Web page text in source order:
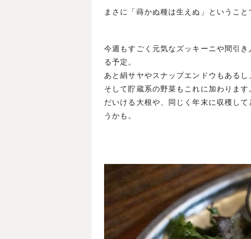
まさに「蒔かぬ種は生えぬ」ということ
今週もすごく元気なズッキーニや間引
る予定。
あと絹サヤやスナップエンドウもある
そして貯蔵系の野菜もこれに加わりま
だいける大根や、同じく年末に収穫し
うかも。